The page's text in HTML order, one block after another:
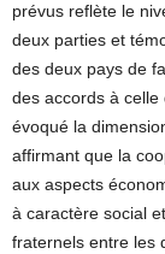
prévus reflète le
deux parties et
des deux pays de
des accords à
évoqué la
affirmant que la
aux aspects
à caractère social
fraternels entre les